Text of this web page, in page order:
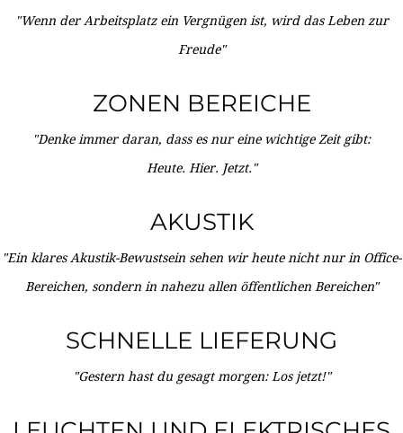
"Wenn der Arbeitsplatz ein Vergnügen ist, wird das Leben zur
Freude"
ZONEN BEREICHE
"Denke immer daran, dass es nur eine wichtige Zeit gibt:
Heute. Hier. Jetzt."
AKUSTIK
"Ein klares Akustik-Bewustsein sehen wir heute nicht nur in Office-
Bereichen, sondern in nahezu allen öffentlichen Bereichen"
SCHNELLE LIEFERUNG
"Gestern hast du gesagt morgen: Los jetzt!"